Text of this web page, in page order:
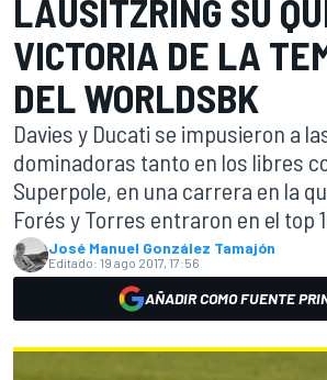
LAUSITZRING SU
VICTORIA DE LA
DEL WORLDSBK
Davies y Ducati se impusieron a
dominadoras tanto en los libres
Superpole, en una carrera en la
Forés y Torres entraron en el top
José Manuel González Tamajón
Editado: 19 ago 2017, 17:56
AÑADIR COMO FUENTE